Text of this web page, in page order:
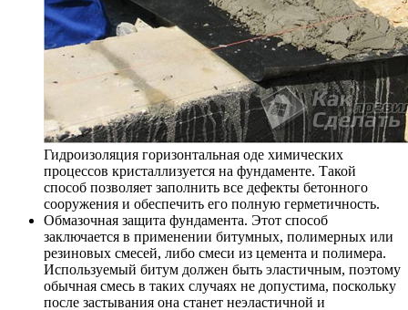
Гидроизоляция горизонтальная оде химических
процессов кристаллизуется на фундаменте. Такой
способ позволяет заполнить все дефекты бетонного
сооружения и обеспечить его полную герметичность.
Обмазочная защита фундамента. Этот способ
заключается в применении битумных, полимерных или
резиновых смесей, либо смеси из цемента и полимера.
Используемый битум должен быть эластичным, поэтому
обычная смесь в таких случаях не допустима, поскольку
после застывания она станет неэластичной и